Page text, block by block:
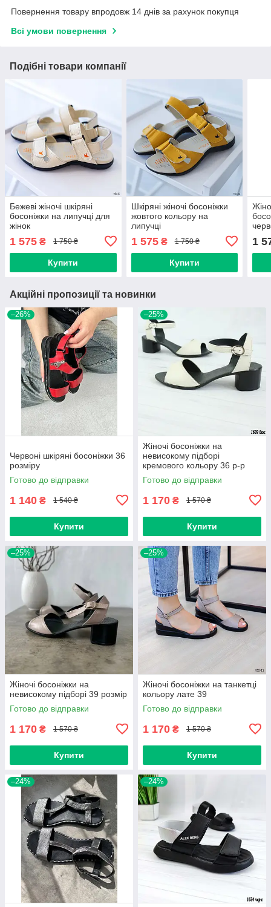
Повернення товару впродовж 14 днів за рахунок покупця
Всі умови повернення
Подібні товари компанії
Бежеві жіночі шкіряні
босоніжки на липучці для
жінок
1 575 ₴ 1 750 ₴
Купити
Шкіряні жіночі босоніжки
жовтого кольору на
липучці
1 575₴ 1 750 ₴
Купити
1
Акційні пропозиції та новинки
–26%
Червоні шкіряні босоніжки 36
розміру
Готово до відправки
1 140 ₴ 1 540 ₴
Купити
–25%
Жіночі босоніжки на
невисокому підборі
кремового кольору 36 р-р
Готово до відправки
1 170 ₴ 1 570 ₴
Купити
–25%
Жіночі босоніжки на
невисокому підборі 39 розмір
Готово до відправки
1 170 ₴ 1 570 ₴
Купити
–25%
Жіночі босоніжки на танкетці
кольору лате 39
Готово до відправки
1 170 ₴ 1 570 ₴
Купити
–24% –24%